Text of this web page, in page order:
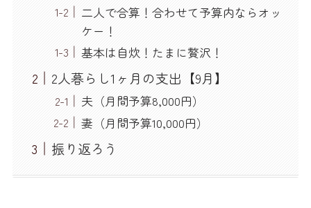
二人で合算！合わせて予算内ならオッ
ケー！
基本は自炊！たまに贅沢！
2人暮らし1ヶ月の支出【9月】
夫（月間予算8,000円）
妻（月間予算10,000円）
振り返ろう